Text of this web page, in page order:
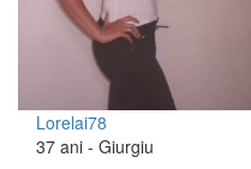
Lorelai78
37 ani - Giurgiu